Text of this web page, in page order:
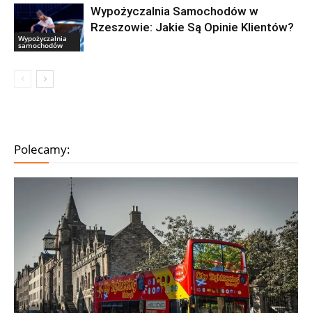
Wypożyczalnia
samochodów
Wypożyczalnia Samochodów w
Rzeszowie: Jakie Są Opinie Klientów?
Polecamy: